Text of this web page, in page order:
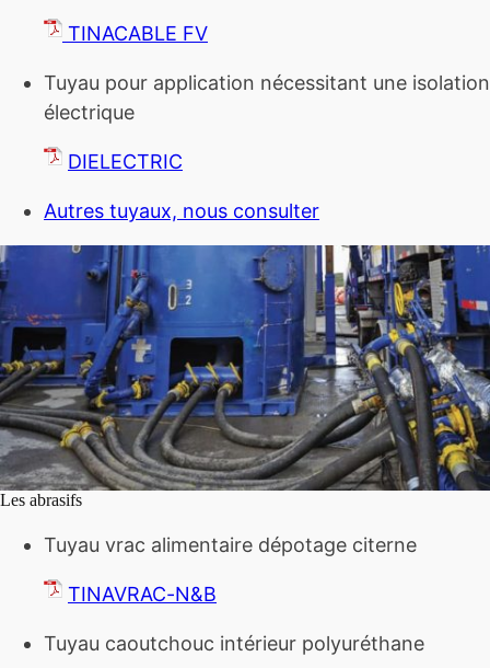
TINACABLE FV
Tuyau pour application nécessitant une isolation
électrique
DIELECTRIC
Autres tuyaux, nous consulter
Les abrasifs
Tuyau vrac alimentaire dépotage citerne
TINAVRAC-N&B
Tuyau caoutchouc intérieur polyuréthane